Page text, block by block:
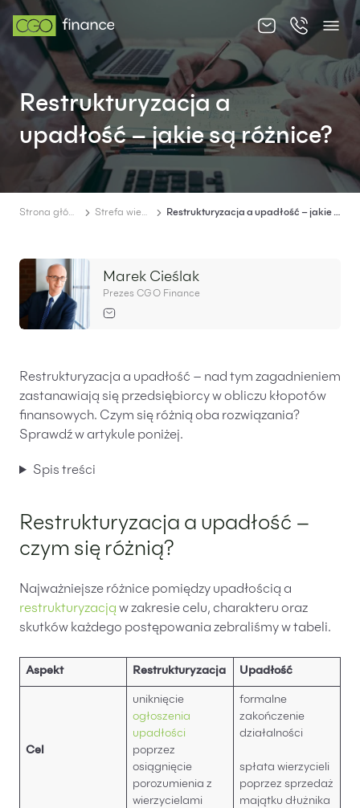
O nas
Oferta
Cennik
Strefa wiedzy
Kontakt
EN
Restrukturyzacja a
upadłość – jakie są różnice?
Strona główna Strefa wiedzy Restrukturyzacja a upadłość – jakie są różnice?
Marek Cieślak
Prezes CGO Finance
Restrukturyzacja a upadłość – nad tym zagadnieniem
zastanawiają się przedsiębiorcy w obliczu kłopotów
finansowych. Czym się różnią oba rozwiązania?
Sprawdź w artykule poniżej.
Spis treści
Restrukturyzacja a upadłość –
czym się różnią?
Najważniejsze różnice pomiędzy upadłością a
restrukturyzacją w zakresie celu, charakteru oraz
skutków każdego postępowania zebraliśmy w tabeli.
Aspekt Restrukturyzacja Upadłość
Cel
uniknięcie
ogłoszenia
upadłości
poprzez
osiągnięcie
porozumienia z
wierzycielami
formalne
zakończenie
działalności
spłata wierzycieli
poprzez sprzedaż
majątku dłużnika